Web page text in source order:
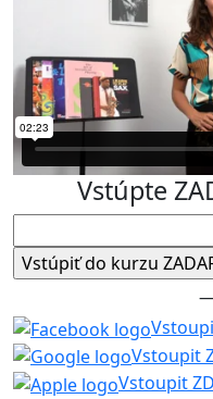
Vstúpte
Vstoupit
Vstoupit